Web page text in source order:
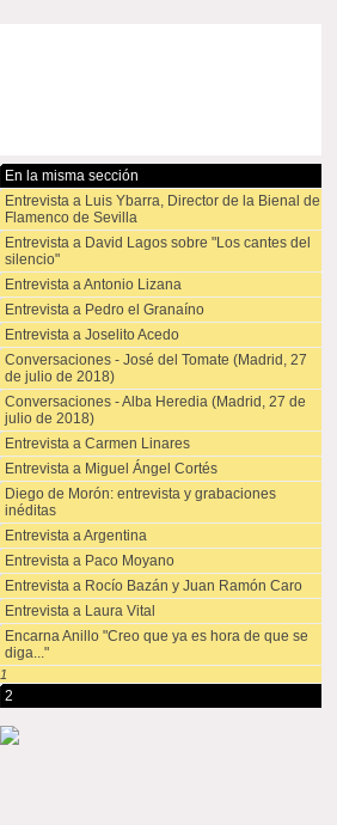
En la misma sección
Entrevista a Luis Ybarra, Director de la Bienal de
Flamenco de Sevilla
Entrevista a David Lagos sobre "Los cantes del
silencio"
Entrevista a Antonio Lizana
Entrevista a Pedro el Granaíno
Entrevista a Joselito Acedo
Conversaciones - José del Tomate (Madrid, 27
de julio de 2018)
Conversaciones - Alba Heredia (Madrid, 27 de
julio de 2018)
Entrevista a Carmen Linares
Entrevista a Miguel Ángel Cortés
Diego de Morón: entrevista y grabaciones
inéditas
Entrevista a Argentina
Entrevista a Paco Moyano
Entrevista a Rocío Bazán y Juan Ramón Caro
Entrevista a Laura Vital
Encarna Anillo "Creo que ya es hora de que se
diga..."
1
2